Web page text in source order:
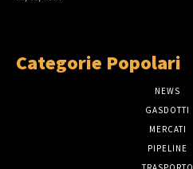
Categorie Popolari
NEWS
GASDOTTI
MERCATI
PIPELINE